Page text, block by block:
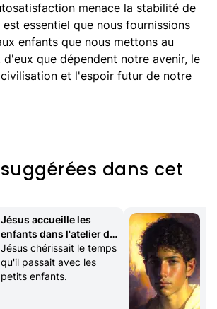
menace la stabilité de
essentiel que nous fournissions
enfants que nous mettons au
que dépendent notre avenir, le
et l'espoir futur de notre
dans cet
Jésus accueille les
enfants dans l'atelier de
réparation
Jésus chérissait le temps
qu'il passait avec les
petits enfants.